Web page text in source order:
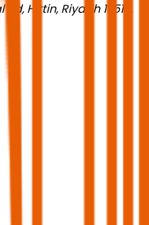
Hittin, Riyadh 13518,